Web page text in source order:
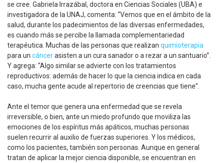
se cree. Gabriela Irrazábal, doctora en Ciencias Sociales (UBA) e
investigadora de la UNAJ, comenta: “Vemos que en el ámbito de la
salud, durante los padecimientos de las diversas enfermedades,
es cuando más se percibe la llamada complementariedad
terapéutica. Muchas de las personas que realizan quimioterapia
para un cáncerasisten a un cura sanador o a rezar a un santuario”.
Y agrega: “Algo similar se advierte con los tratamientos
reproductivos: además de hacer lo que la ciencia indica en cada
caso, mucha gente acude al repertorio de creencias que tiene”.
Ante el temor que genera una enfermedad que se revela
irreversible, o bien, ante un miedo profundo que moviliza las
emociones de los espíritus más apáticos, muchas personas
suelen recurrir al auxilio de fuerzas superiores. Y los médicos,
como los pacientes, también son personas. Aunque en general
tratan de aplicar la mejor ciencia disponible, se encuentran en